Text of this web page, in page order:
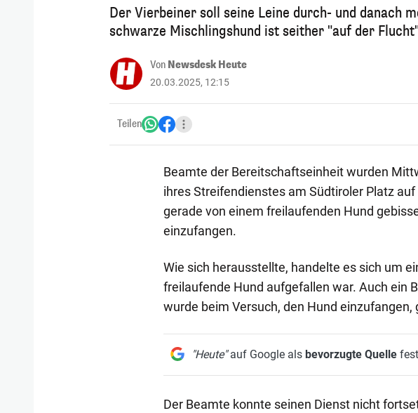
Der Vierbeiner soll seine Leine durch- und danach
schwarze Mischlingshund ist seither "auf der
Von Newsdesk Heute
20.03.2025, 12:15
Teilen
Beamte der Bereitschaftseinheit wurden
ihres Streifendienstes am Südtiroler Platz
gerade von einem freilaufenden Hund
einzufangen.
Wie sich herausstellte, handelte es sich um
freilaufende Hund aufgefallen war. Auch ein
wurde beim Versuch, den Hund einzufangen,
"Heute"auf Google als bevorzugte Quelle
Der Beamte konnte seinen Dienst nicht